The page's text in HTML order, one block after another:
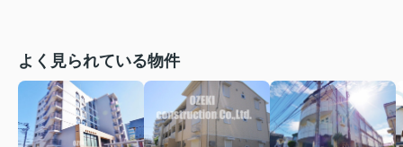
よく見られている物件